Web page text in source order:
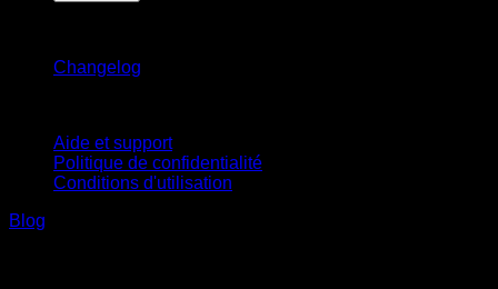
Changelog
Aide et support
Politique de confidentialité
Conditions d'utilisation
Blog